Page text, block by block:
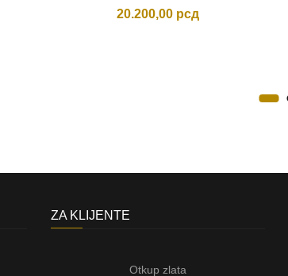
20.200,00 рсд
ZA KLIJENTE
Otkup zlata